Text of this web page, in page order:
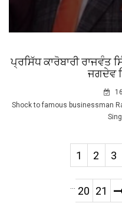
ਪ੍ਰਸਿੱਧ ਕਾਰੋਬਾਰੀ ਰਾਜਵੰਤ
ਜਗਦੇਵ
Shock to famous businessman
1 2 3
... 20 21